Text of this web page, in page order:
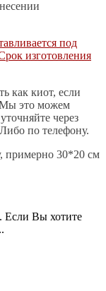
под
изготовления
как киот, если
Мы это можем
через
по телефону.
примерно 30*20 см
Если Вы хотите